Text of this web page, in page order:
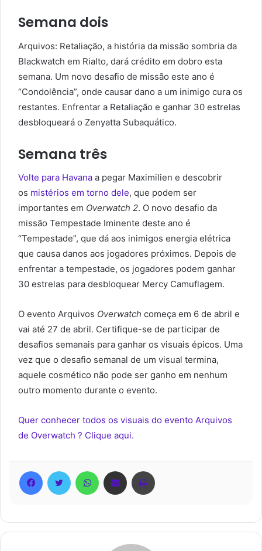
Semana dois
Arquivos: Retaliação, a história da missão sombria da
Blackwatch em Rialto, dará crédito em dobro esta
semana. Um novo desafio de missão este ano é
“Condolência”, onde causar dano a um inimigo cura os
restantes. Enfrentar a Retaliação e ganhar 30 estrelas
desbloqueará o Zenyatta Subaquático.
Semana três
Volte para Havana a pegar Maximilien e descobrir
os mistérios em torno dele, que podem ser
importantes em Overwatch 2. O novo desafio da
missão Tempestade Iminente deste ano é
“Tempestade”, que dá aos inimigos energia elétrica
que causa danos aos jogadores próximos. Depois de
enfrentar a tempestade, os jogadores podem ganhar
30 estrelas para desbloquear Mercy Camuflagem.
O evento Arquivos Overwatch começa em 6 de abril e
vai até 27 de abril. Certifique-se de participar de
desafios semanais para ganhar os visuais épicos. Uma
vez que o desafio semanal de um visual termina,
aquele cosmético não pode ser ganho em nenhum
outro momento durante o evento.
Quer conhecer todos os visuais do evento Arquivos
de Overwatch ? Clique aqui.
FacebookTwitter WhatsApp
Compartilhar via e-mail